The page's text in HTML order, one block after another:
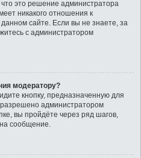
это решение администратора
никакого отношения к
сайте. Если вы не знаете, за
с администратором
модератору?
кнопку, предназначенную для
администратором
вы пройдёте через ряд шагов,
сообщение.